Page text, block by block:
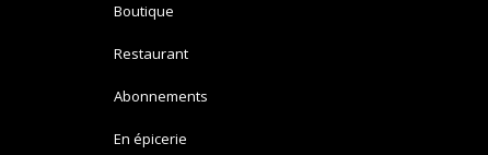
Boutique
Restaurant
Abonnements
En épicerie